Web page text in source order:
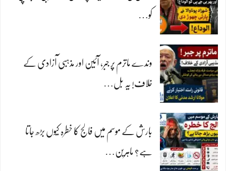
کو…
وندے ماترم پر جبر، آئین اور مذہبی آزادی کے
خلاف! یہ بل…
بارش کے موسم میں فالج کا خطرہ کیوں بڑھ جاتا
ہے؟ ماہرین…